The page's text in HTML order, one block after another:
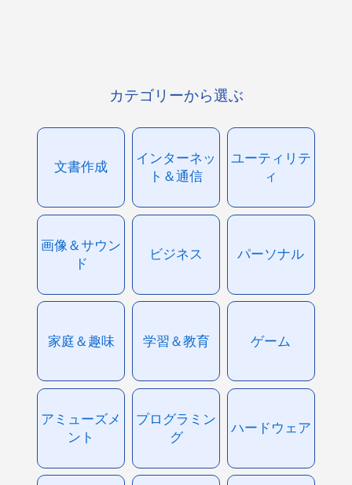
カテゴリーから選ぶ
文書作成
インターネッ
ト＆通信
ユーティリテ
ィ
画像＆サウン
ド
ビジネス パーソナル
家庭＆趣味 学習＆教育 ゲーム
アミューズメ
ント
プログラミン
グ
ハードウェア